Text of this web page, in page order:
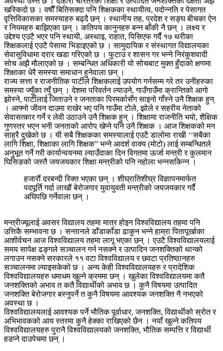
खस्किदो छ । वर्षाैँ बितिसक्दा पनि शिक्षकका स्थायीत्व, पदोन्नति र पेसागत
वृत्तिविकासका समस्याहरु बढ्दै छन् । स्थानीय तह, प्रदेश र सङ्घ बीचका ऐन
र नियमहरु बाझिएका छन् । कतिपय कानुनहरु बन्न बाँकी नै छन् । लक्ष्य र
उद्देश्य एउटै भएर पनि स्थायी, अस्थाइ, राहात, पिसिएफ गर्दै १७ थरीका
शिक्षकलाई एउटै पेसामा भिडाइएको छ । सामुदायिक र संस्थागत विद्यालयका
सेवासुविधामा दरार खडा गरिएको छ । फुटाउ र शासन गर भन्ने निरंकुशवादी
सोच अझै मौलाएको छ । सम्बन्धित अधिकारी यो सोचबाट मुक्त हुँदाको क्षणमा
शिक्षाका धेरै समस्या समाधान हुनेवाला छन् ।
राज्य सत्ता र राजनीतिक पार्टीले शिक्षकलाई उपयोग गर्नसम्म गरे तर उनीहरुका
समस्या ज्युँका त्युँ छन् । देशमा परिवर्तन ल्याउने, गाउँगाउँमा क्रान्तिको आगो
झोस्ने, पार्टीलाई जिताउने र जनताका पिरमर्कासँग साइनो गाँस्ने उनै शिक्षक हुन्
। आफ्नो जीवन दाउमा राखेर भए पनि गाउँमा टोले, झोले र सहरीय नेताको
सेवासत्कार गर्ने र लेवी उठाउने उनै शिक्षक हुन् । शिक्षामा राजनीति भयो, शैक्षिक
गुणस्तर भएन भनी जनताको आरोप खेप्ने पनि उनै शिक्षक । आज शिक्षकको मन
साह्रै दुखेको छ । यी सबै शिक्षकका समस्यालाई एउटै डालोमा राखी ‘‘सबैका
लागि शिक्षा, शिक्षाका लागि शिक्षक” भन्ने आदर्श वाक्य (मोटो) लाई सम्बन्धितले
अनुभूत गर्ने गरी कार्यान्वयनमा ल्याउँदाका दिन विगतमा ऊर्जा मन्त्री र कुलमान
घिसिङको जस्तै जयजयकार शिक्षा मन्त्रीको पनि नहोला भन्नसकिन्न ।
हजारौं दरबन्दी रिक्त भएका छन् । शीघ्रातिशीघ्र विज्ञापनमार्फत
पदपूर्ति गर्दा लाखौं बेरोजगार युवायुवती मन्त्रीको जयजयकार गर्दै
अघिपछि गर्नेवाला छन् ।
मन्त्रीज्यूलाई अवसर विद्यालय तहमा मात्र होइन विश्वविद्यालय तहमा पनि
उत्तिकै सम्भावना छ । सन्तानले डाँडाकाँडा ढाकुन भन्ने हाम्रा पितापूर्खाका
आशीर्वचन आज विश्वविद्यालय तहमा लागू भएका छन् । एउटै विश्वविद्यालयलाई
समय सापेक्ष ढङ्गले सञ्चालन गर्न नसक्ने र उत्पादिन जनशक्तिको थान्को
लगाउन नसक्ने सरकारले ११ वटा विश्वविद्यालय र छवटा प्रतिष्ठानहरु
सञ्चालनमा ल्याइसकेको छ । अन्य केही विश्वविद्यालयहरु र प्रादेशिक
विश्वविद्यालयहरु धमाधम खुल्ने क्रममा छन् । खुलेका विश्वविद्यालयमा कतै
जनशक्तिको अभाव त कतै विद्यार्थीको अभाव छ । कुनै विषयमा उत्पादित
जनशक्ति बेरोजगार बस्नुपर्ने त कुनै विषयमा आवश्यक जनशक्ति नै नभएको
अवस्था छ ।
विश्वविद्यालयलाई आवश्यक पर्ने भौतिक पूर्वाधार, जनशक्ति, विद्यार्थीको स्रोत र
अभिभावकको आय स्तरमा कुनै हेक्का राखिएको छैन । नयाँ खुल्ने कतिपय
विश्वविद्यालयहरु पुरानै विश्वविद्यालयको जनशक्ति, भौतिक सम्पत्ति र विद्यार्थी
हडप्ने दाउपेचमा छन् ।